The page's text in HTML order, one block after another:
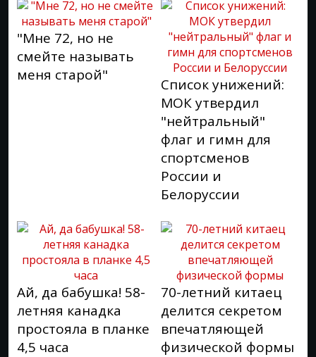
"Мне 72, но не
смейте называть
меня старой"
Список унижений:
МОК утвердил
"нейтральный"
флаг и гимн для
спортсменов
России и
Белоруссии
Ай, да бабушка! 58-
летняя канадка
простояла в планке
4,5 часа
70-летний китаец
делится секретом
впечатляющей
физической формы